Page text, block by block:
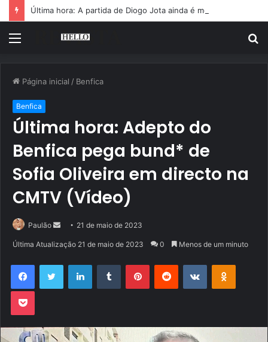
Menu
Página inicial / Benfica
Benfica
Última hora: Adepto do
Benfica pega bund* de
Sofia Oliveira em directo na
CMTV (Vídeo)
Paulão
Mande
mail
21 de maio de 2023
Última Atualização 21 de maio de 2023 0 Menos de um minuto
FacebookTwitter LinkedinTumblr PinterestReddit VK OK
Pocket